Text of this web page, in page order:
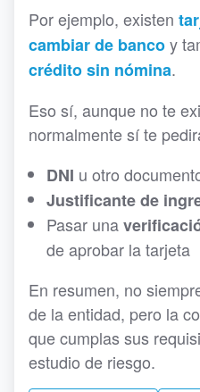
Por ejemplo, existen
cambiar de bancoy
crédito sin nómina.
Eso sí, aunque no te
normalmente sí te
DNI u otro
Justificante de
Pasar una
de aprobar la tarjeta
En resumen, no
de la entidad, pero la
que cumplas sus
estudio de riesgo.